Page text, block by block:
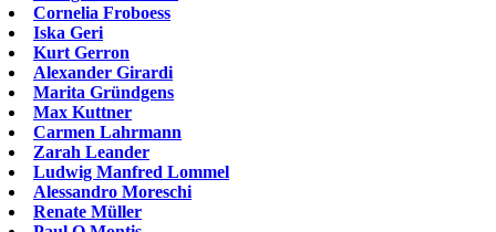
Cornelia Froboess
Iska Geri
Kurt Gerron
Alexander Girardi
Marita Gründgens
Max Kuttner
Carmen Lahrmann
Zarah Leander
Ludwig Manfred Lommel
Alessandro Moreschi
Renate Müller